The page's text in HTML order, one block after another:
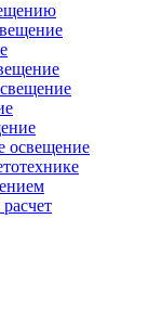
освещение